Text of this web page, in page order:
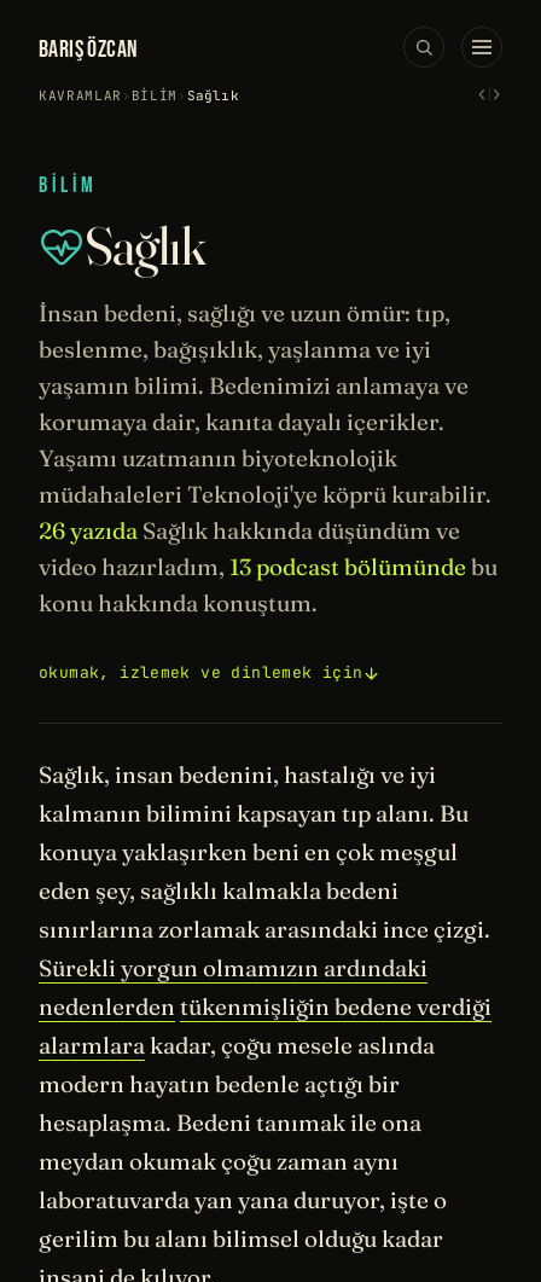
BARIŞ ÖZCAN
KAVRAMLAR › BILIM › Sağlık ‹›
BILIM
Sağlık
İnsan bedeni, sağlığı ve uzun ömür: tıp,
beslenme, bağışıklık, yaşlanma ve iyi
yaşamın bilimi. Bedenimizi anlamaya ve
korumaya dair, kanıta dayalı içerikler.
Yaşamı uzatmanın biyoteknolojik
müdahaleleri Teknoloji'ye köprü kurabilir.
26 yazıda Sağlık hakkında düşündüm ve
video hazırladım, 13 podcast bölümünde bu
konu hakkında konuştum.
okumak, izlemek ve dinlemek için
Sağlık, insan bedenini, hastalığı ve iyi
kalmanın bilimini kapsayan tıp alanı. Bu
konuya yaklaşırken beni en çok meşgul
eden şey, sağlıklı kalmakla bedeni
sınırlarına zorlamak arasındaki ince çizgi.
Sürekli yorgun olmamızın ardındaki
nedenlerden tükenmişliğin bedene verdiği
alarmlara kadar, çoğu mesele aslında
modern hayatın bedenle açtığı bir
hesaplaşma. Bedeni tanımak ile ona
meydan okumak çoğu zaman aynı
laboratuvarda yan yana duruyor, işte o
gerilim bu alanı bilimsel olduğu kadar